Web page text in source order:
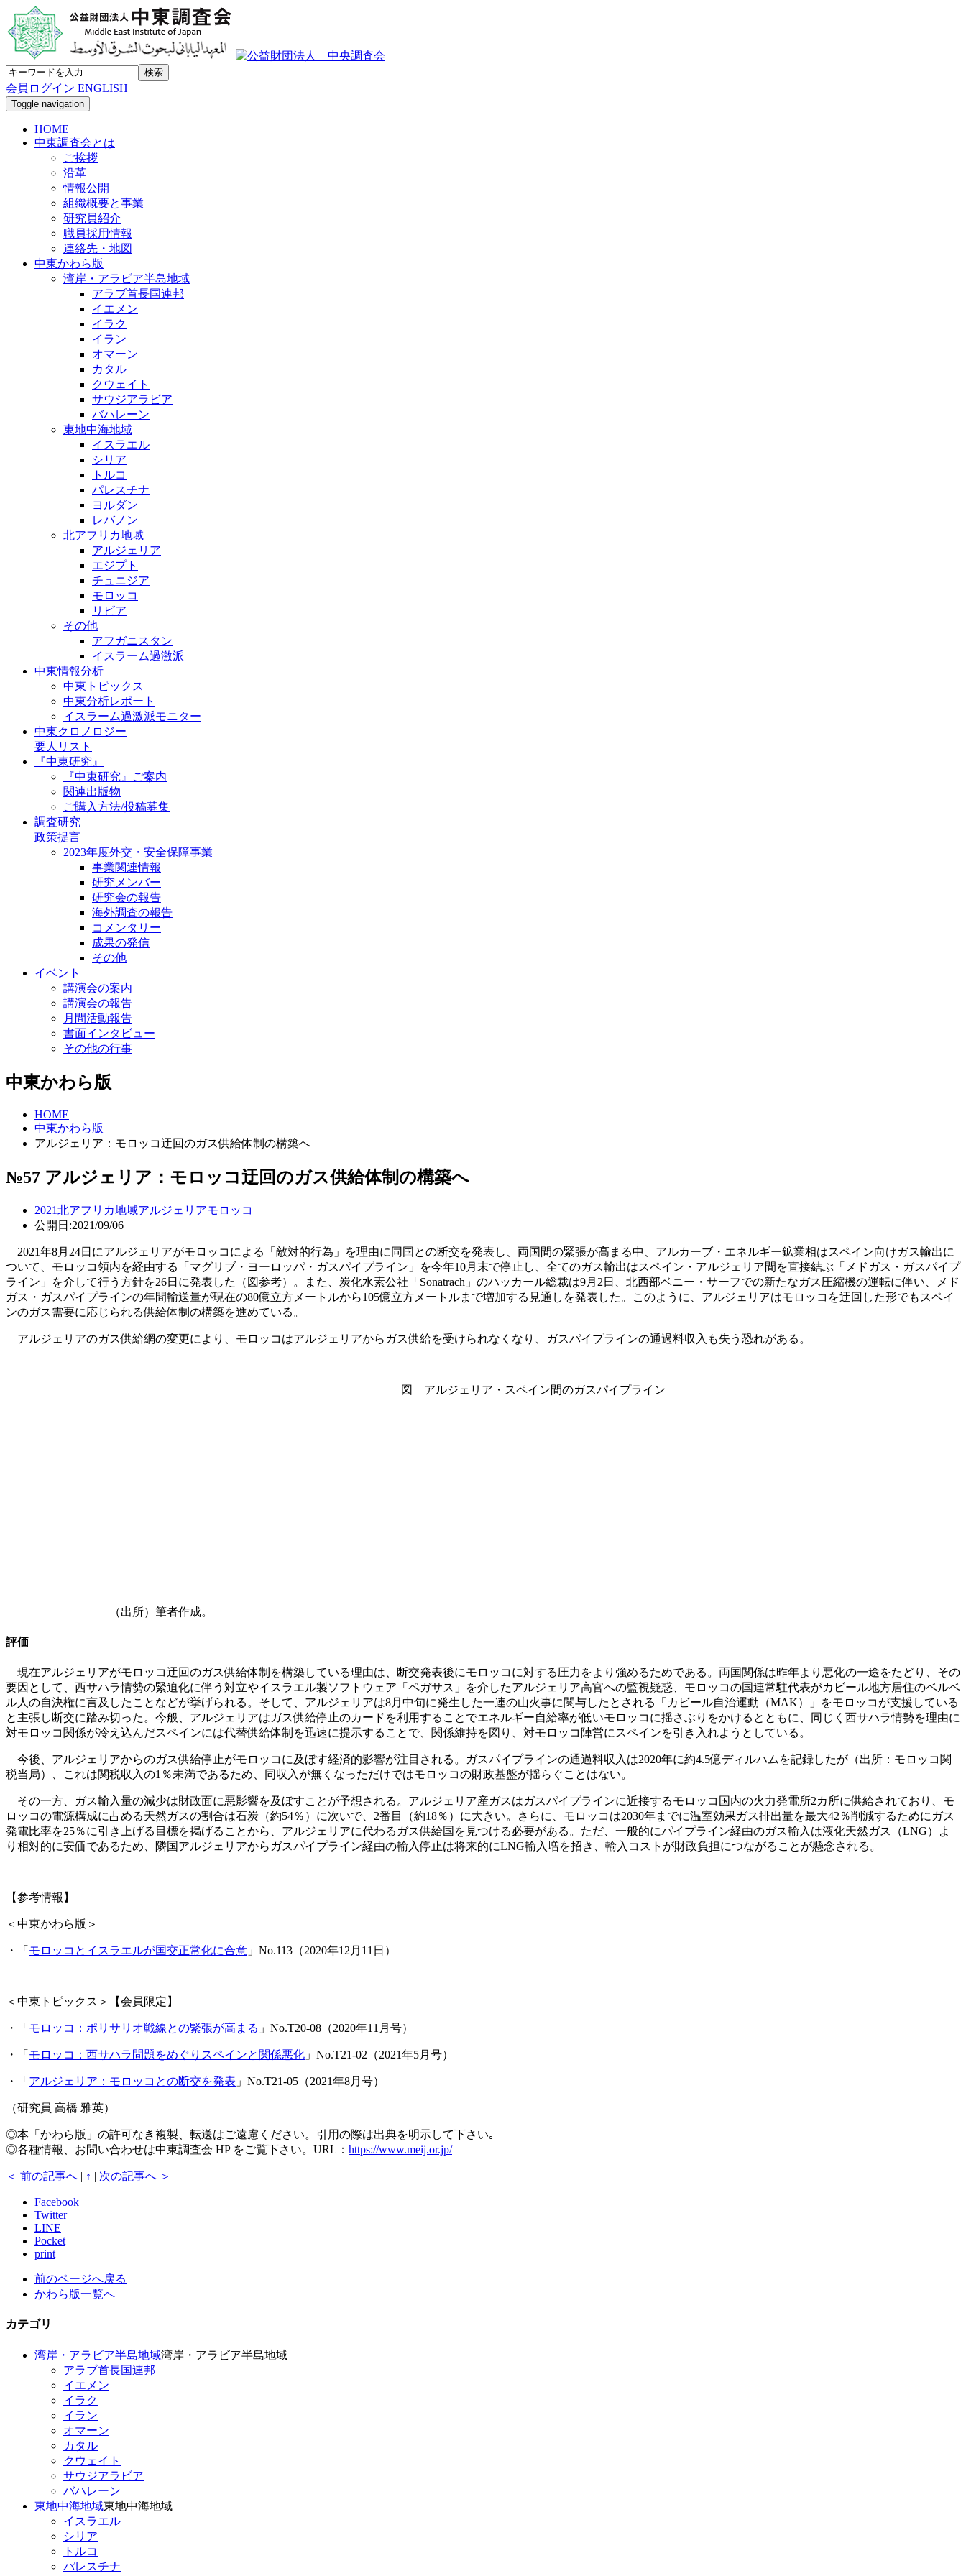
会員ログイン ENGLISH
Toggle navigation
HOME
中東調査会とは
ご挨拶
沿革
情報公開
組織概要と事業
研究員紹介
職員採用情報
連絡先・地図
中東かわら版
湾岸・アラビア半島地域
アラブ首長国連邦
イエメン
イラク
イラン
オマーン
カタル
クウェイト
サウジアラビア
バハレーン
東地中海地域
イスラエル
シリア
トルコ
パレスチナ
ヨルダン
レバノン
北アフリカ地域
アルジェリア
エジプト
チュニジア
モロッコ
リビア
その他
アフガニスタン
イスラーム過激派
中東情報分析
中東トピックス
中東分析レポート
イスラーム過激派モニター
中東クロノロジー
要人リスト
『中東研究』
『中東研究』ご案内
関連出版物
ご購入方法/投稿募集
調査研究
政策提言
2023年度外交・安全保障事業
事業関連情報
研究メンバー
研究会の報告
海外調査の報告
コメンタリー
成果の発信
その他
イベント
講演会の案内
講演会の報告
月間活動報告
書面インタビュー
その他の行事
中東かわら版
HOME
中東かわら版
アルジェリア：モロッコ迂回のガス供給体制の構築へ
№57 アルジェリア：モロッコ迂回のガス供給体制の構築へ
2021北アフリカ地域アルジェリアモロッコ
公開日:2021/09/06
2021年8月24日にアルジェリアがモロッコによる「敵対的行為」を理由に同国との断交を発表し、両国間の緊張が高まる中、アルカーブ・エネルギー鉱業相はスペイン向けガス輸出に
ついて、モロッコ領内を経由する「マグリブ・ヨーロッパ・ガスパイプライン」を今年10月末で停止し、全てのガス輸出はスペイン・アルジェリア間を直接結ぶ「メドガス・ガスパイプ
ライン」を介して行う方針を26日に発表した（図参考）。また、炭化水素公社「Sonatrach」のハッカール総裁は9月2日、北西部ベニー・サーフでの新たなガス圧縮機の運転に伴い、メド
ガス・ガスパイプラインの年間輸送量が現在の80億立方メートルから105億立方メートルまで増加する見通しを発表した。このように、アルジェリアはモロッコを迂回した形でもスペイ
ンのガス需要に応じられる供給体制の構築を進めている。
アルジェリアのガス供給網の変更により、モロッコはアルジェリアからガス供給を受けられなくなり、ガスパイプラインの通過料収入も失う恐れがある。
図 アルジェリア・スペイン間のガスパイプライン
（出所）筆者作成。
評価
現在アルジェリアがモロッコ迂回のガス供給体制を構築している理由は、断交発表後にモロッコに対する圧力をより強めるためである。両国関係は昨年より悪化の一途をたどり、その
要因として、西サハラ情勢の緊迫化に伴う対立やイスラエル製ソフトウェア「ペガサス」を介したアルジェリア高官への監視疑惑、モロッコの国連常駐代表がカビール地方居住のベルベ
ル人の自決権に言及したことなどが挙げられる。そして、アルジェリアは8月中旬に発生した一連の山火事に関与したとされる「カビール自治運動（MAK）」をモロッコが支援している
と主張し断交に踏み切った。今般、アルジェリアはガス供給停止のカードを利用することでエネルギー自給率が低いモロッコに揺さぶりをかけるとともに、同じく西サハラ情勢を理由に
対モロッコ関係が冷え込んだスペインには代替供給体制を迅速に提示することで、関係維持を図り、対モロッコ陣営にスペインを引き入れようとしている。
今後、アルジェリアからのガス供給停止がモロッコに及ぼす経済的影響が注目される。ガスパイプラインの通過料収入は2020年に約4.5億ディルハムを記録したが（出所：モロッコ関
税当局）、これは関税収入の1％未満であるため、同収入が無くなっただけではモロッコの財政基盤が揺らぐことはない。
その一方、ガス輸入量の減少は財政面に悪影響を及ぼすことが予想される。アルジェリア産ガスはガスパイプラインに近接するモロッコ国内の火力発電所2カ所に供給されており、モ
ロッコの電源構成に占める天然ガスの割合は石炭（約54％）に次いで、2番目（約18％）に大きい。さらに、モロッコは2030年までに温室効果ガス排出量を最大42％削減するためにガス
発電比率を25％に引き上げる目標を掲げることから、アルジェリアに代わるガス供給国を見つける必要がある。ただ、一般的にパイプライン経由のガス輸入は液化天然ガス（LNG）よ
り相対的に安価であるため、隣国アルジェリアからガスパイプライン経由の輸入停止は将来的にLNG輸入増を招き、輸入コストが財政負担につながることが懸念される。
【参考情報】
＜中東かわら版＞
・「 モロッコとイスラエルが国交正常化に合意 」No.113（2020年12月11日）
＜中東トピックス＞【会員限定】
・「 モロッコ：ポリサリオ戦線との緊張が高まる 」No.T20-08（2020年11月号）
・「 モロッコ：西サハラ問題をめぐりスペインと関係悪化 」No.T21-02（2021年5月号）
・「 アルジェリア：モロッコとの断交を発表 」No.T21-05（2021年8月号）
（研究員 高橋 雅英）
◎本「かわら版」の許可なき複製、転送はご遠慮ください。引用の際は出典を明示して下さい｡
◎各種情報、お問い合わせは中東調査会 HP をご覧下さい。URL： https://www.meij.or.jp/
＜ 前の記事へ | ↑ | 次の記事へ ＞
Facebook
Twitter
LINE
Pocket
print
前のページへ戻る
かわら版一覧へ
カテゴリ
湾岸・アラビア半島地域湾岸・アラビア半島地域
アラブ首長国連邦
イエメン
イラク
イラン
オマーン
カタル
クウェイト
サウジアラビア
バハレーン
東地中海地域東地中海地域
イスラエル
シリア
トルコ
パレスチナ